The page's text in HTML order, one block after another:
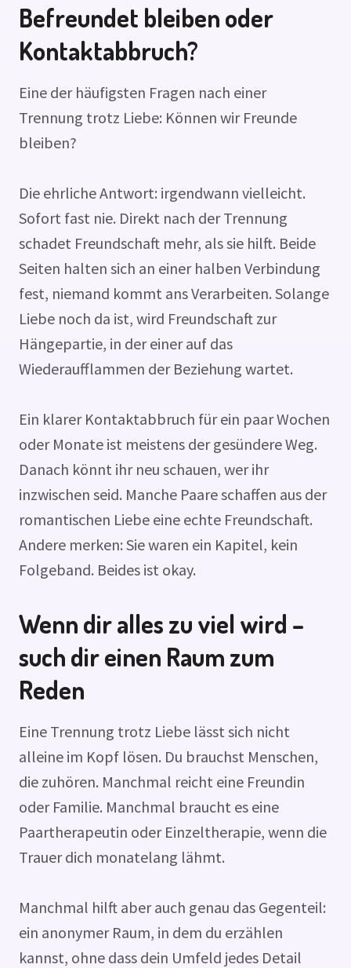
Befreundet bleiben oder
Kontaktabbruch?
Eine der häufigsten Fragen nach einer
Trennung trotz Liebe: Können wir Freunde
bleiben?
Die ehrliche Antwort: irgendwann vielleicht.
Sofort fast nie. Direkt nach der Trennung
schadet Freundschaft mehr, als sie hilft. Beide
Seiten halten sich an einer halben Verbindung
fest, niemand kommt ans Verarbeiten. Solange
Liebe noch da ist, wird Freundschaft zur
Hängepartie, in der einer auf das
Wiederaufflammen der Beziehung wartet.
Ein klarer Kontaktabbruch für ein paar Wochen
oder Monate ist meistens der gesündere Weg.
Danach könnt ihr neu schauen, wer ihr
inzwischen seid. Manche Paare schaffen aus der
romantischen Liebe eine echte Freundschaft.
Andere merken: Sie waren ein Kapitel, kein
Folgeband. Beides ist okay.
Wenn dir alles zu viel wird –
such dir einen Raum zum
Reden
Eine Trennung trotz Liebe lässt sich nicht
alleine im Kopf lösen. Du brauchst Menschen,
die zuhören. Manchmal reicht eine Freundin
oder Familie. Manchmal braucht es eine
Paartherapeutin oder Einzeltherapie, wenn die
Trauer dich monatelang lähmt.
Manchmal hilft aber auch genau das Gegenteil:
ein anonymer Raum, in dem du erzählen
kannst, ohne dass dein Umfeld jedes Detail